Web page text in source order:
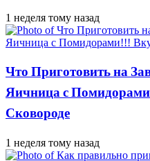
1 неделя тому назад
Что Приготовить на
Яичница с
Сковороде
1 неделя тому назад